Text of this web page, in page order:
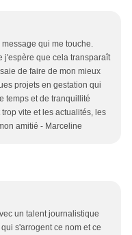
qui me touche.
j'espère que cela transparaît
de faire de mon mieux
projets en gestation qui
temps et de tranquillité
vite et les actualités, les
amitié - Marceline
un talent journalistique
s'arrogent ce nom et ce